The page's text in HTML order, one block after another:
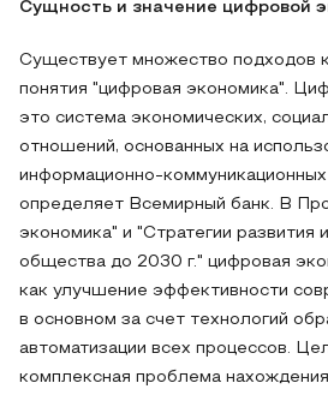
Сущность и значение цифровой
Существует множество подходов
понятия "цифровая экономика".
это система экономических,
отношений, основанных на
информационно-коммуникационных
определяет Всемирный банк. В
экономика" и "Стратегии развития
общества до 2030 г." цифровая
как улучшение эффективности
в основном за счет технологий
автоматизации всех процессов.
комплексная проблема